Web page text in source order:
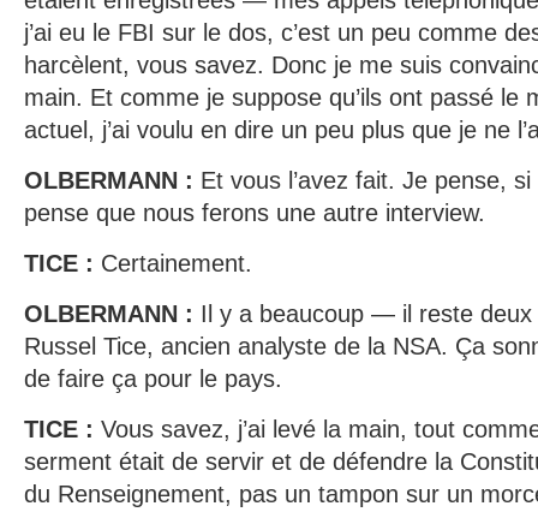
j’ai eu le FBI sur le dos, c’est un peu comme
harcèlent, vous savez. Donc je me suis
main. Et comme je suppose qu’ils ont passé le
actuel, j’ai voulu en dire un peu plus que je ne
OLBERMANN : Et vous l’avez fait. Je pense,
pense que nous ferons une autre interview.
TICE : Certainement.
OLBERMANN : Il y a beaucoup — il reste deux
Russel Tice, ancien analyste de la NSA. Ça
de faire ça pour le pays.
TICE : Vous savez, j’ai levé la main, tout
serment était de servir et de défendre la
du Renseignement, pas un tampon sur un